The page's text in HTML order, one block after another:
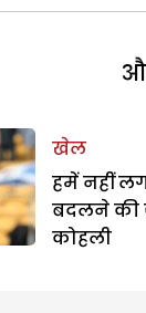
खेल
हमें नहीं
बदलने की
कोहली